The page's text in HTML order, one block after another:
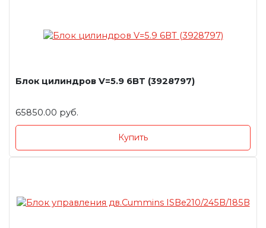
Блок цилиндров V=5.9 6BT (3928797)
65850.00 руб.
Купить